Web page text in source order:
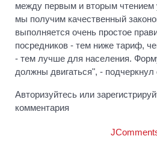
между первым и вторым чтением
мы получим качественный
выполняется очень простое
посредников - тем ниже тариф,
- тем лучше для населения.
должны двигаться", - подчеркнул
Авторизуйтесь или
комментария